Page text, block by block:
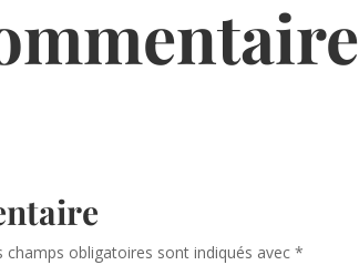
champs obligatoires sont indiqués avec *